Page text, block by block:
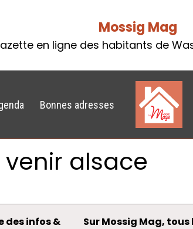
Mossig Mag
en ligne des habitants de
Bonnes adresses
alsace
des infos &
Sur Mossig Mag,